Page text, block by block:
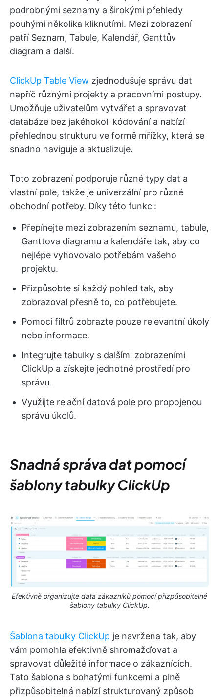
podrobnými seznamy a širokými přehledy
pouhými několika kliknutími. Mezi zobrazení
patří Seznam, Tabule, Kalendář, Ganttův
diagram a další.
ClickUp Table View zjednodušuje správu dat
napříč různými projekty a pracovními postupy.
Umožňuje uživatelům vytvářet a spravovat
databáze bez jakéhokoli kódování a nabízí
přehlednou strukturu ve formě mřížky, která se
snadno naviguje a aktualizuje.
Toto zobrazení podporuje různé typy dat a
vlastní pole, takže je univerzální pro různé
obchodní potřeby. Díky této funkci:
Přepínejte mezi zobrazením seznamu, tabule,
Ganttova diagramu a kalendáře tak, aby co
nejlépe vyhovovalo potřebám vašeho
projektu.
Přizpůsobte si každý pohled tak, aby
zobrazoval přesně to, co potřebujete.
Pomocí filtrů zobrazte pouze relevantní úkoly
nebo informace.
Integrujte tabulky s dalšími zobrazeními
ClickUp a získejte jednotné prostředí pro
správu.
Využijte relační datová pole pro propojenou
správu úkolů.
Snadná správa dat pomocí
šablony tabulky ClickUp
Efektivně organizujte data zákazníků pomocí přizpůsobitelné
šablony tabulky ClickUp.
Šablona tabulky ClickUp je navržena tak, aby
vám pomohla efektivně shromažďovat a
spravovat důležité informace o zákaznících.
Tato šablona s bohatými funkcemi a plně
přizpůsobitelná nabízí strukturovaný způsob